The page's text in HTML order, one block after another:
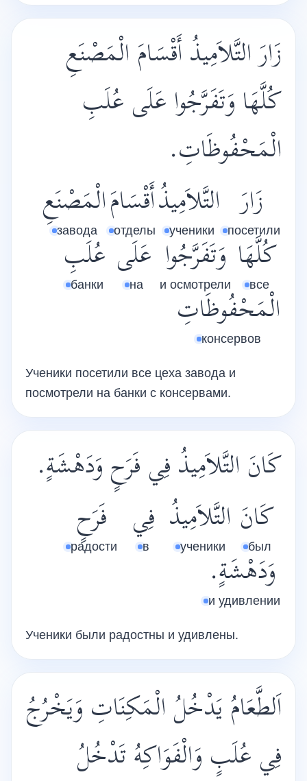
زَارَ التَّلاَمِيذُ أَقْسَامَ الْمَصْنَعِ
كُلَّهَا وَتَفَرَّجُوا عَلَى عُلَبِ
الْمَحْفُوظَاتِ.
زَارَ
посетили
التَّلاَمِيذُ
ученики
أَقْسَامَ
отделы
الْمَصْنَعِ
завода
كُلَّهَا
все
وَتَفَرَّجُوا
и осмотрели
عَلَى
на
عُلَبِ
банки
الْمَحْفُوظَاتِ
консервов
Ученики посетили все цеха завода и
посмотрели на банки с консервами.
كَانَ التَّلاَمِيذُ فِي فَرَحٍ وَدَهْشَةٍ.
كَانَ
был
التَّلاَمِيذُ
ученики
فِي
в
فَرَحٍ
радости
وَدَهْشَةٍ.
и удивлении
Ученики были радостны и удивлены.
اَلطَّعَامُ يَدْخُلُ الْمَكِنَاتِ وَيَخْرُجُ
فِي عُلَبٍ وَالْفَوَاكِهُ تَدْخُلُ